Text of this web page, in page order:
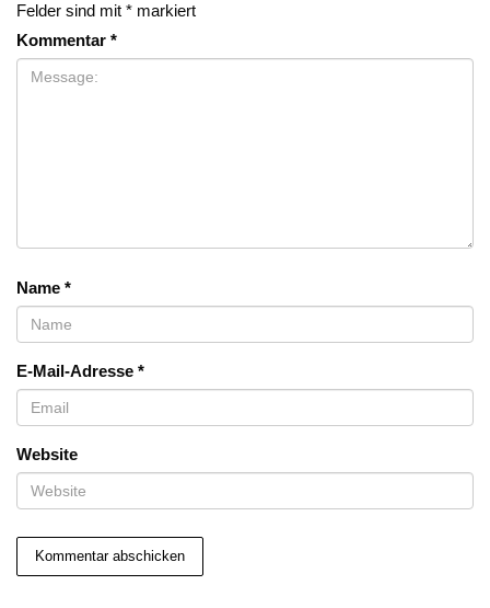
Felder sind mit * markiert
Kommentar *
Name *
E-Mail-Adresse *
Website